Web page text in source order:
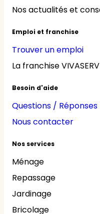
Nos actualités et
Emploi et franchise
Trouver un emploi
La franchise
Besoin d'aide
Questions / Réponses
Nous contacter
Nos services
Ménage
Repassage
Jardinage
Bricolage